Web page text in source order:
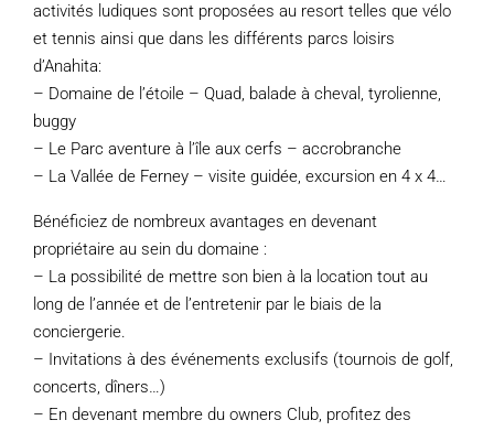
activités ludiques sont proposées au resort telles que vélo
et tennis ainsi que dans les différents parcs loisirs
d’Anahita:
– Domaine de l’étoile – Quad, balade à cheval, tyrolienne,
buggy
– Le Parc aventure à l’île aux cerfs – accrobranche
– La Vallée de Ferney – visite guidée, excursion en 4 x 4…
Bénéficiez de nombreux avantages en devenant
propriétaire au sein du domaine :
– La possibilité de mettre son bien à la location tout au
long de l’année et de l’entretenir par le biais de la
conciergerie.
– Invitations à des événements exclusifs (tournois de golf,
concerts, dîners…)
– En devenant membre du owners Club, profitez des